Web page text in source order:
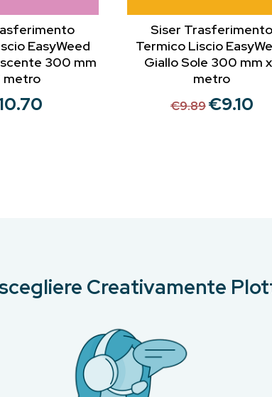
EasyWeed
300 mm
metro
Siser Trasferimento
Termico Liscio
Giallo Sole 300 mm x
metro
€9.89 Il
€9.10Il
Creativamente